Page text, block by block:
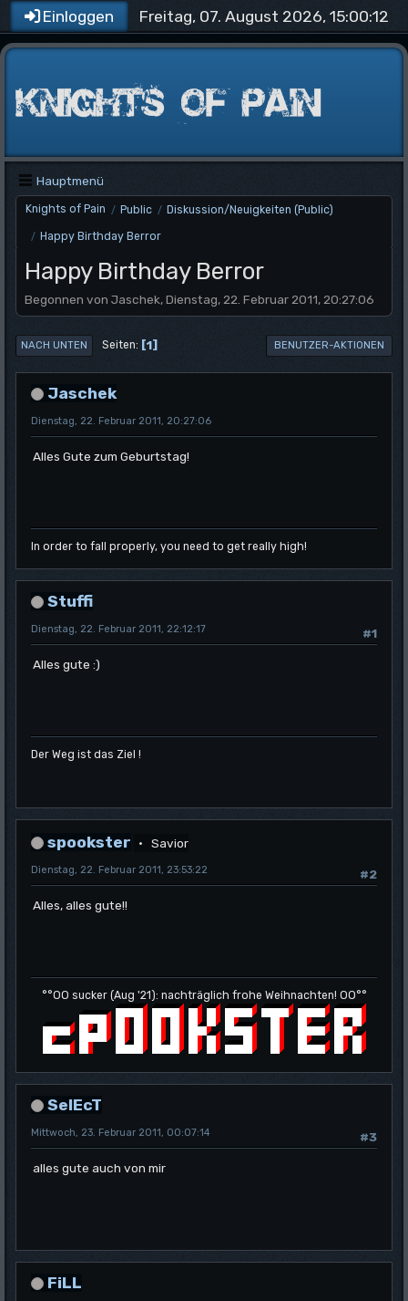
Einloggen Freitag, 07. August 2026, 15:00:12
Hauptmenü
Knights of Pain / Public / Diskussion/Neuigkeiten (Public)
/ Happy Birthday Berror
Happy Birthday Berror
Begonnen von Jaschek, Dienstag, 22. Februar 2011, 20:27:06
NACH UNTEN Seiten 1 BENUTZER-AKTIONEN
Jaschek
Dienstag, 22. Februar 2011, 20:27:06
Alles Gute zum Geburtstag!
In order to fall properly, you need to get really high!
Stuffi
#1
Dienstag, 22. Februar 2011, 22:12:17
Alles gute :)
Der Weg ist das Ziel !
spookster Savior
#2
Dienstag, 22. Februar 2011, 23:53:22
Alles, alles gute!!
°°OO sucker (Aug '21): nachträglich frohe Weihnachten! OO°°
SelEcT
#3
Mittwoch, 23. Februar 2011, 00:07:14
alles gute auch von mir
FiLL